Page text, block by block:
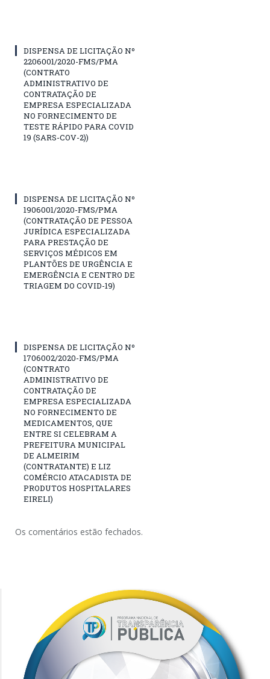
DISPENSA DE LICITAÇÃO Nº
2206001/2020-FMS/PMA
(CONTRATO
ADMINISTRATIVO DE
CONTRATAÇÃO DE
EMPRESA ESPECIALIZADA
NO FORNECIMENTO DE
TESTE RÁPIDO PARA COVID
19 (SARS-COV-2))
DISPENSA DE LICITAÇÃO Nº
1906001/2020-FMS/PMA
(CONTRATAÇÃO DE PESSOA
JURÍDICA ESPECIALIZADA
PARA PRESTAÇÃO DE
SERVIÇOS MÉDICOS EM
PLANTÕES DE URGÊNCIA E
EMERGÊNCIA E CENTRO DE
TRIAGEM DO COVID-19)
DISPENSA DE LICITAÇÃO Nº
1706002/2020-FMS/PMA
(CONTRATO
ADMINISTRATIVO DE
CONTRATAÇÃO DE
EMPRESA ESPECIALIZADA
NO FORNECIMENTO DE
MEDICAMENTOS, QUE
ENTRE SI CELEBRAM A
PREFEITURA MUNICIPAL
DE ALMEIRIM
(CONTRATANTE) E LIZ
COMÉRCIO ATACADISTA DE
PRODUTOS HOSPITALARES
EIRELI)
Os comentários estão fechados.